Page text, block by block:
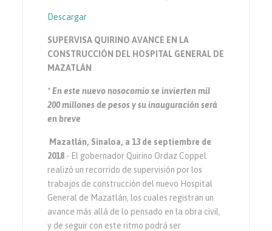
Descargar
SUPERVISA QUIRINO AVANCE EN LA
CONSTRUCCIÓN DEL HOSPITAL GENERAL DE
MAZATLÁN
* En este nuevo nosocomio se invierten mil
200 millones de pesos y su inauguración será
en breve
Mazatlán, Sinaloa, a 13 de septiembre de
2018 .- El gobernador Quirino Ordaz Coppel
realizó un recorrido de supervisión por los
trabajos de construcción del nuevo Hospital
General de Mazatlán, los cuales registran un
avance más allá de lo pensado en la obra civil,
y de seguir con este ritmo podrá ser